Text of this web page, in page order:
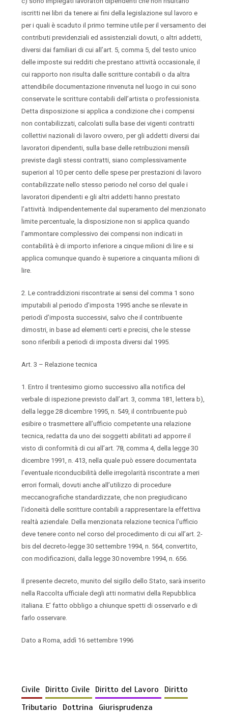
iscritti nei libri da tenere ai fini della legislazione sul lavoro e
per i quali è scaduto il primo termine utile per il versamento dei
contributi previdenziali ed assistenziali dovuti, o altri addetti,
diversi dai familiari di cui all’art. 5, comma 5, del testo unico
delle imposte sui redditi che prestano attività occasionale, il
cui rapporto non risulta dalle scritture contabili o da altra
attendibile documentazione rinvenuta nel luogo in cui sono
conservate le scritture contabili dell’artista o professionista.
Detta disposizione si applica a condizione che i compensi
non contabilizzati, calcolati sulla base dei vigenti contratti
collettivi nazionali di lavoro ovvero, per gli addetti diversi dai
lavoratori dipendenti, sulla base delle retribuzioni mensili
previste dagli stessi contratti, siano complessivamente
superiori al 10 per cento delle spese per prestazioni di lavoro
contabilizzate nello stesso periodo nel corso del quale i
lavoratori dipendenti e gli altri addetti hanno prestato
l’attività. Indipendentemente dal superamento del menzionato
limite percentuale, la disposizione non si applica quando
l’ammontare complessivo dei compensi non indicati in
contabilità è di importo inferiore a cinque milioni di lire e si
applica comunque quando è superiore a cinquanta milioni di
lire.
2. Le contraddizioni riscontrate ai sensi del comma 1 sono
imputabili al periodo d’imposta 1995 anche se rilevate in
periodi d’imposta successivi, salvo che il contribuente
dimostri, in base ad elementi certi e precisi, che le stesse
sono riferibili a periodi di imposta diversi dal 1995.
Art. 3 – Relazione tecnica
1. Entro il trentesimo giorno successivo alla notifica del
verbale di ispezione previsto dall’art. 3, comma 181, lettera b),
della legge 28 dicembre 1995, n. 549, il contribuente può
esibire o trasmettere all’ufficio competente una relazione
tecnica, redatta da uno dei soggetti abilitati ad apporre il
visto di conformità di cui all’art. 78, comma 4, della legge 30
dicembre 1991, n. 413, nella quale può essere documentata
l’eventuale riconducibilità delle irregolarità riscontrate a meri
errori formali, dovuti anche all’utilizzo di procedure
meccanografiche standardizzate, che non pregiudicano
l’idoneità delle scritture contabili a rappresentare la effettiva
realtà aziendale. Della menzionata relazione tecnica l’ufficio
deve tenere conto nel corso del procedimento di cui all’art. 2-
bis del decreto-legge 30 settembre 1994, n. 564, convertito,
con modificazioni, dalla legge 30 novembre 1994, n. 656.
Il presente decreto, munito del sigillo dello Stato, sarà inserito
nella Raccolta ufficiale degli atti normativi della Repubblica
italiana. E’ fatto obbligo a chiunque spetti di osservarlo e di
farlo osservare.
Dato a Roma, addì 16 settembre 1996
Civile Diritto Civile Diritto del Lavoro
Diritto
Tributario
Dottrina Giurisprudenza